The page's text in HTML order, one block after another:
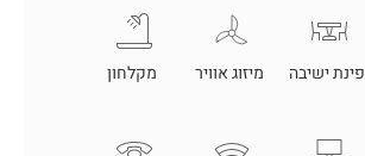
פינת ישיבה מיזוג אוויר מקלחון